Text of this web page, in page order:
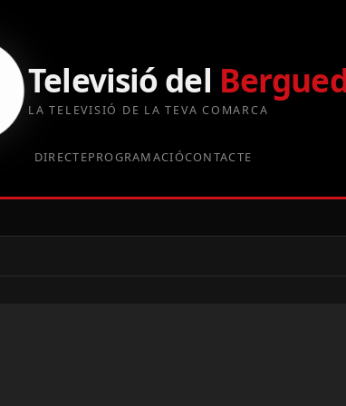
Televisió del
LA TELEVISIÓ DE LA TEVA COMARCA
DIRECTEPROGRAMACIÓCONTACTE